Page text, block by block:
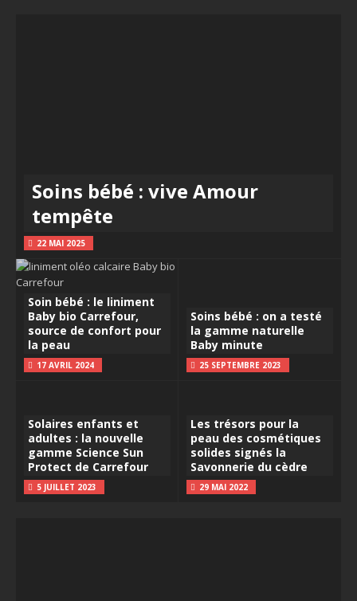
Soins bébé : vive Amour
tempête
22 MAI 2025
Soin bébé : le liniment
Baby bio Carrefour,
source de confort pour
la peau
17 AVRIL 2024
Soins bébé : on a testé
la gamme naturelle
Baby minute
25 SEPTEMBRE 2023
Solaires enfants et
adultes : la nouvelle
gamme Science Sun
Protect de Carrefour
5 JUILLET 2023
Les trésors pour la
peau des cosmétiques
solides signés la
Savonnerie du cèdre
29 MAI 2022